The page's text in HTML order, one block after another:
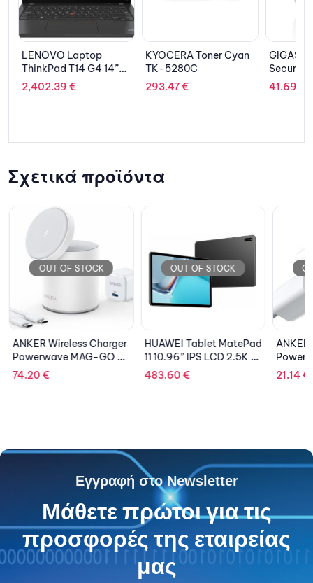
LENOVO Laptop
ThinkPad T14 G4 14”
WUXGA IPS/i5-
1335U/32GB/1TB
2,402.39 €
KYOCERA Toner Cyan
TK-5280C
293.47€
Security
DECT
41.69
Σχετικά προϊόντα
OUT OF STOCK
ANKER Wireless Charger
Powerwave MAG-GO 2
In 1 Dock White
74.20€
OUT OF STOCK
HUAWEI Tablet MatePad
11 10.96” IPS LCD 2.5K /
Snapdragon
483.60€ 21.14€
Εγγραφή στο Newsletter
Μάθετε πρώτοι για τις
προσφορές της εταιρείας
μας